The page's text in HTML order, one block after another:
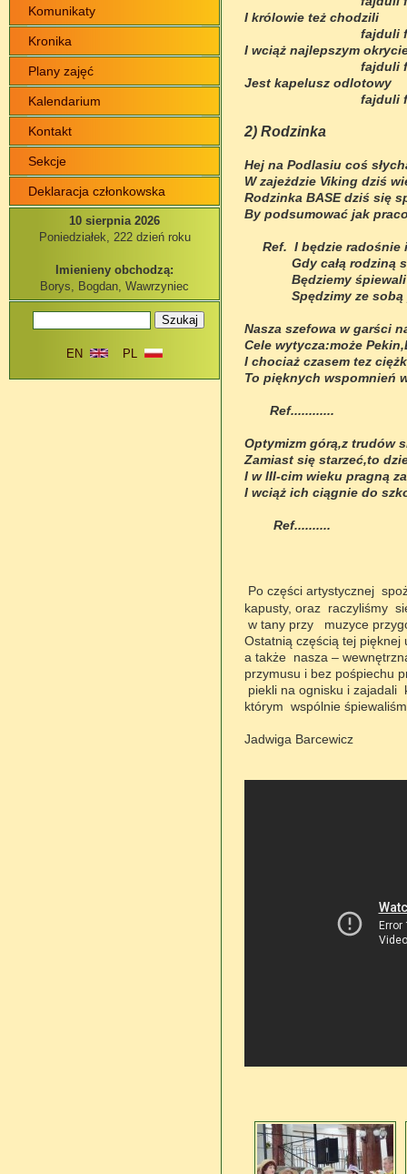
Komunikaty
Kronika
Plany zajęć
Kalendarium
Kontakt
Sekcje
Deklaracja członkowska
10 sierpnia 2026
Poniedziałek, 222 dzień roku
Imienieny obchodzą:
Borys, Bogdan, Wawrzyniec
EN PL
I królowie też chodzili
fajduli
I wciąż najlepszym
fajduli
Jest kapelusz odlotowy
fajduli
2) Rodzinka
Hej na Podlasiu coś
W zajeżdzie Viking dziś
Rodzinka BASE dziś się
By podsumować jak
Ref. I będzie radośnie i
Gdy całą rodziną
Będziemy śpiewali
Spędzimy ze sobą
Nasza szefowa w garści
Cele wytycza:może
I chociaż czasem tez
To pięknych wspomnień
Ref............
Optymizm górą,z trudów
Zamiast się starzeć,to
I w III-cim wieku pragną
I wciąż ich ciągnie do
Ref..........
Po części artystycznej
kapusty, oraz raczyliśmy
w tany przy muzyce
Ostatnią częścią tej pięknej
a także nasza –
przymusu i bez pośpiechu
piekli na ognisku i zajadali
którym wspólnie
Jadwiga Barcewicz